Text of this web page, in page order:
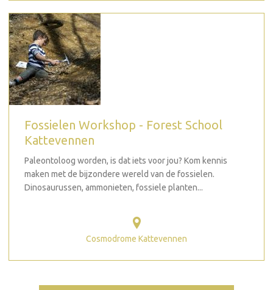
Fossielen Workshop - Forest School
Kattevennen
Paleontoloog worden, is dat iets voor jou? Kom kennis
maken met de bijzondere wereld van de fossielen.
Dinosaurussen, ammonieten, fossiele planten...
Cosmodrome Kattevennen